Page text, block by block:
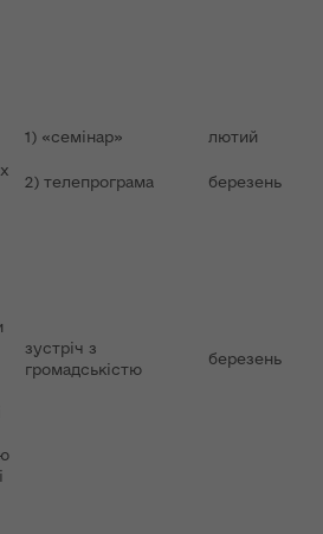
1) «семінар»
2) телепрограма
лютий
березень
зустріч з
громадськістю
березень